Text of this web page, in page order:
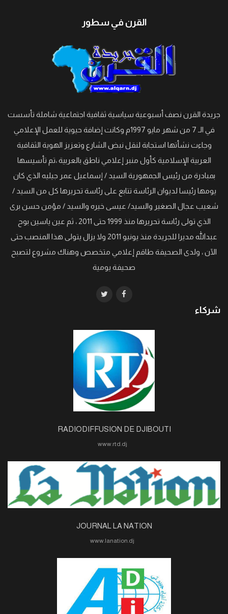
القرن في سطور
جريدة القرن نصف أسبوعية سياسية ثقافية اجتماعية شاملة تأسست
في الـ 7 من شهر مايو 1997م وكانت إضافة حيوية للعمل الإعلامي
وجاءت نشأتها استجابة لنقل نبض الشارع وتعزيز الهوية الثقافية
العربية الإسلامية كأول منبر إعلامي ناطق بالعربية ،تم تأسيسها
بمبادرة من رئيس الجمهورية السيد / إسماعيل عمر جيليه الذي كان
يومها رئيسا لديوان الرئاسة تتابع على رئاسة تحريرها كل من السيد /
شعيب عجال الصغير والسيد/ عيسى خيره والسيد / مؤمن حسن برى
الذي تولى رئاسة تحريرها منذ 1999 حتى 2011 ، ثم عين ياسين بوح
عبدالله مديرا للجريدة منذ يونيو 2011 ولا يزال يتولى هذا المنصب حتى
الآن ، ولدى الصحيفة طاقم إعلامي متخصص وهناك مشروع لتصبح
صحيفة يومية
شركاء
RADIODIFFUSION DE DJIBOUTI
JOURNAL LA NATION